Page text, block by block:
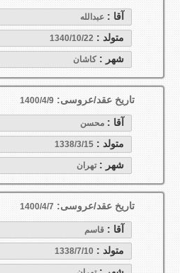
آقا : عبدالله
متولد : 1340/10/22
شهر :كاشان
تاریخ عقد/عروسی: 1400/4/9
آقا : محسن
متولد : 1338/3/15
شهر :تهران
تاریخ عقد/عروسی: 1400/4/7
آقا : قاسم
متولد : 1338/7/10